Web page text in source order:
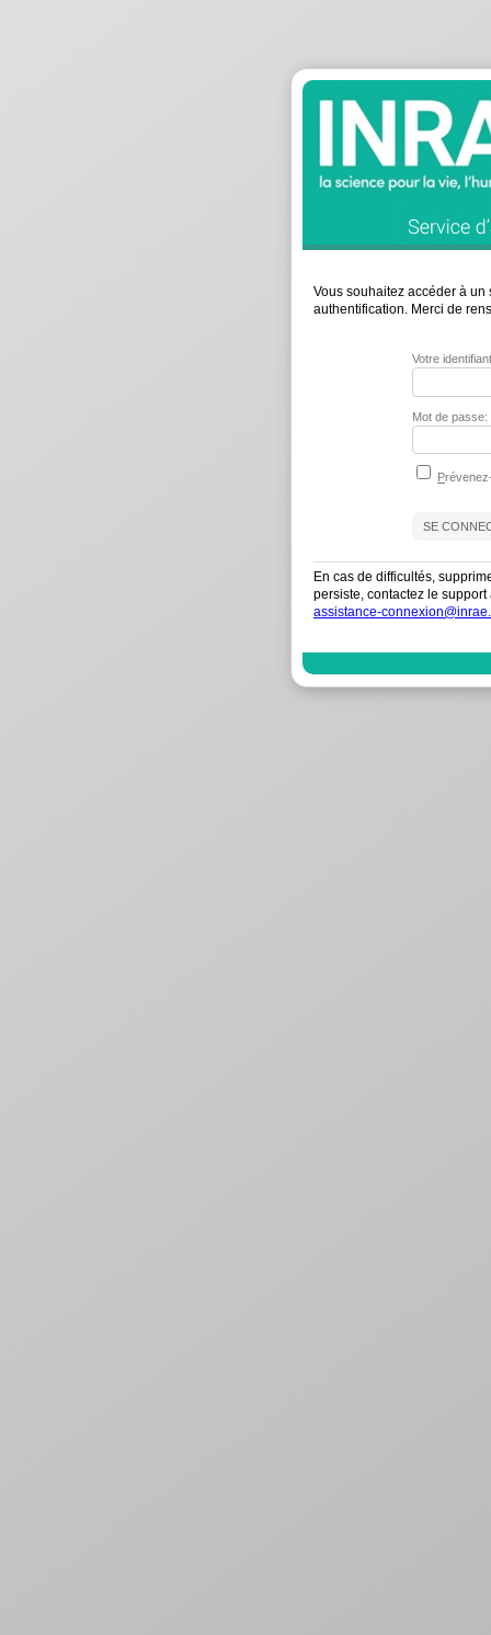
Vous souhaitez accéder à
authentification. Merci de
Votre
Mot de passe:
P
En cas de difficultés,
persiste, contactez le
assistance-